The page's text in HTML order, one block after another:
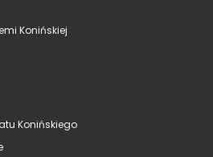
Konińskiej
Konińskiego